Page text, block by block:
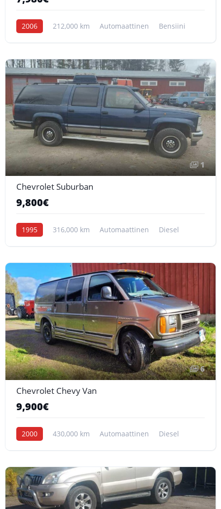
2006 212,000 km Automaattinen Bensiini
1
Chevrolet Suburban
9,800€
1995 316,000 km Automaattinen Diesel
6
Chevrolet Chevy Van
9,900€
2000 430,000 km Automaattinen Diesel